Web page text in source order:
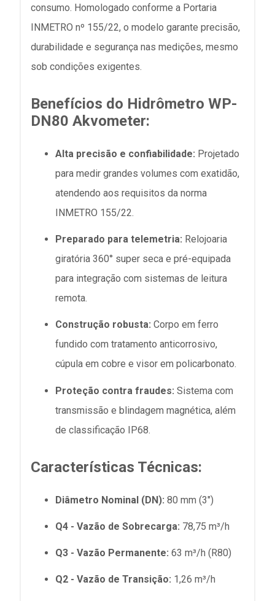
consumo. Homologado conforme a Portaria
INMETRO nº 155/22, o modelo garante precisão,
durabilidade e segurança nas medições, mesmo
sob condições exigentes.
Benefícios do Hidrômetro WP-
DN80 Akvometer:
Alta precisão e confiabilidade: Projetado
para medir grandes volumes com exatidão,
atendendo aos requisitos da norma
INMETRO 155/22.
Preparado para telemetria: Relojoaria
giratória 360° super seca e pré-equipada
para integração com sistemas de leitura
remota.
Construção robusta: Corpo em ferro
fundido com tratamento anticorrosivo,
cúpula em cobre e visor em policarbonato.
Proteção contra fraudes: Sistema com
transmissão e blindagem magnética, além
de classificação IP68.
Características Técnicas:
Diâmetro Nominal (DN): 80 mm (3")
Q4 - Vazão de Sobrecarga: 78,75 m³/h
Q3 - Vazão Permanente: 63 m³/h (R80)
Q2 - Vazão de Transição: 1,26 m³/h